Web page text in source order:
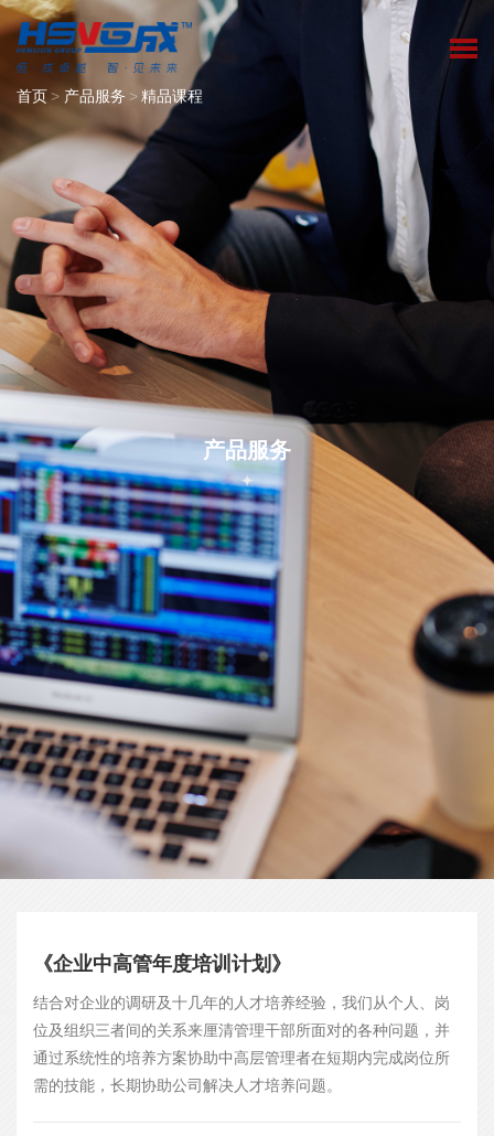
产品服务
首页 > 产品服务 > 精品课程
《企业中高管年度培训计划》
结合对企业的调研及十几年的人才培养经验，我们从个人、岗
位及组织三者间的关系来厘清管理干部所面对的各种问题，并
通过系统性的培养方案协助中高层管理者在短期内完成岗位所
需的技能，长期协助公司解决人才培养问题。